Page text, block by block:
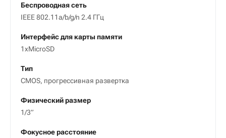
Беспроводная сеть
IEEE 802.11a/b/g/n 2.4 ГГц
Интерфейс для карты памяти
1xMicroSD
Тип
CMOS, прогрессивная развертка
Физический размер
1/3”
Фокусное расстояние